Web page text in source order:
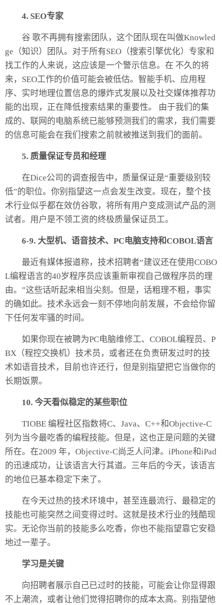
4. SEO专家
谷 歌不再拥有搜索团队，这个团队现在叫做Knowled
ge（知识）团队。对于所有SEO（搜索引擎优化）专家和
找工作的人来说，这应该是一个警示信息。在 不久的将
来，SEO工作的价值可能会被低估。智能手机、应用程
序、实时地理位置信息的爆炸式发展以及社交媒体推荐功
能的出现，正在降低搜索结果的重要性。 由于我们的集
成的、联网的电脑系统已能够预测我们的需求，我们需要
的信息可能会在我们搜索之前就被推送到我们的面前。
5. 质量保证专员和经理
在Dice公司的调查报告中，质量保证是“重要级别较
低”的职位。你别指望这一点会发生改变。现在，整个技
术行业似乎都在效仿谷歌，将所有用户变成测试产品的测
试者。用户是不领工资的终极质量保证员工。
6-9. 大型机、语音技术、PC电脑支持和COBOL语言
最近有媒体报道称，技术招聘者“建议还在使用COBO
L编程语言的40岁程序员应该重新审视自己做程序员的理
由。”这些话听起来相当尖刻。但是，话粗理不粗，事实
的确如此。技术永远会一刻不停地向前发展，不会给你留
下任何发牢骚的时间。
如果你现在被聘为PC电脑维修工、COBOL编程员、P
BX（程控交换机）技术员，或者还在负责研发过时的技
术如语音技术，目前也许还行，但是别指望把它当做你的
长期饭票。
10. 今天看似稳定的某些职位
TIOBE 编程社区指数将C、Java、C++和Objective-C
列为当今最吃香的编程技能。但是，这也正是问题的关键
所在。在2009 年，Objective-C尚乏人问津。 iPhone和iPad
的迅速成功，让该语言大行其道。三年后的今天，该语言
的地位已基本稳定下来了。
在今天过热的技术环境中，甚至连最流行、最稳定的
技能也可能突然之间变得过时。这就是技术行业的残酷现
实。无论你当前的技能多么吃香，你也不能指望靠它安稳
地过一辈子。
学习是关键
向招聘者展示自己已过时的技能，可能会让你显得跟
不上潮流，或者让他们觉得招聘你的成本太高。别指望他